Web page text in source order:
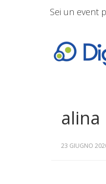
Sei un event
alina
23 GIUGNO